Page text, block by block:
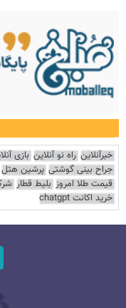
خبرآنلاین راه نو آنلاین بازی
جراح بینی گوشتی پرشین هتل
قیمت طلا امروز بلیط قطار
خرید اکانت chatgpt